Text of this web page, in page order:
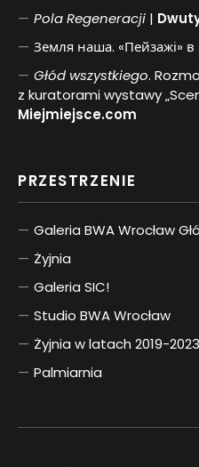
PolaRegeneracji |
Земля наша. «Пейзажі» в
Głód wszystkiego.
z kuratorami wystawy
Miejmiejsce.com
PRZESTRZENIE
Galeria BWA Wrocław
Żyjnia
Galeria SIC!
Studio BWA Wrocław
Żyjnia w latach 2019-2023
Palmiarnia